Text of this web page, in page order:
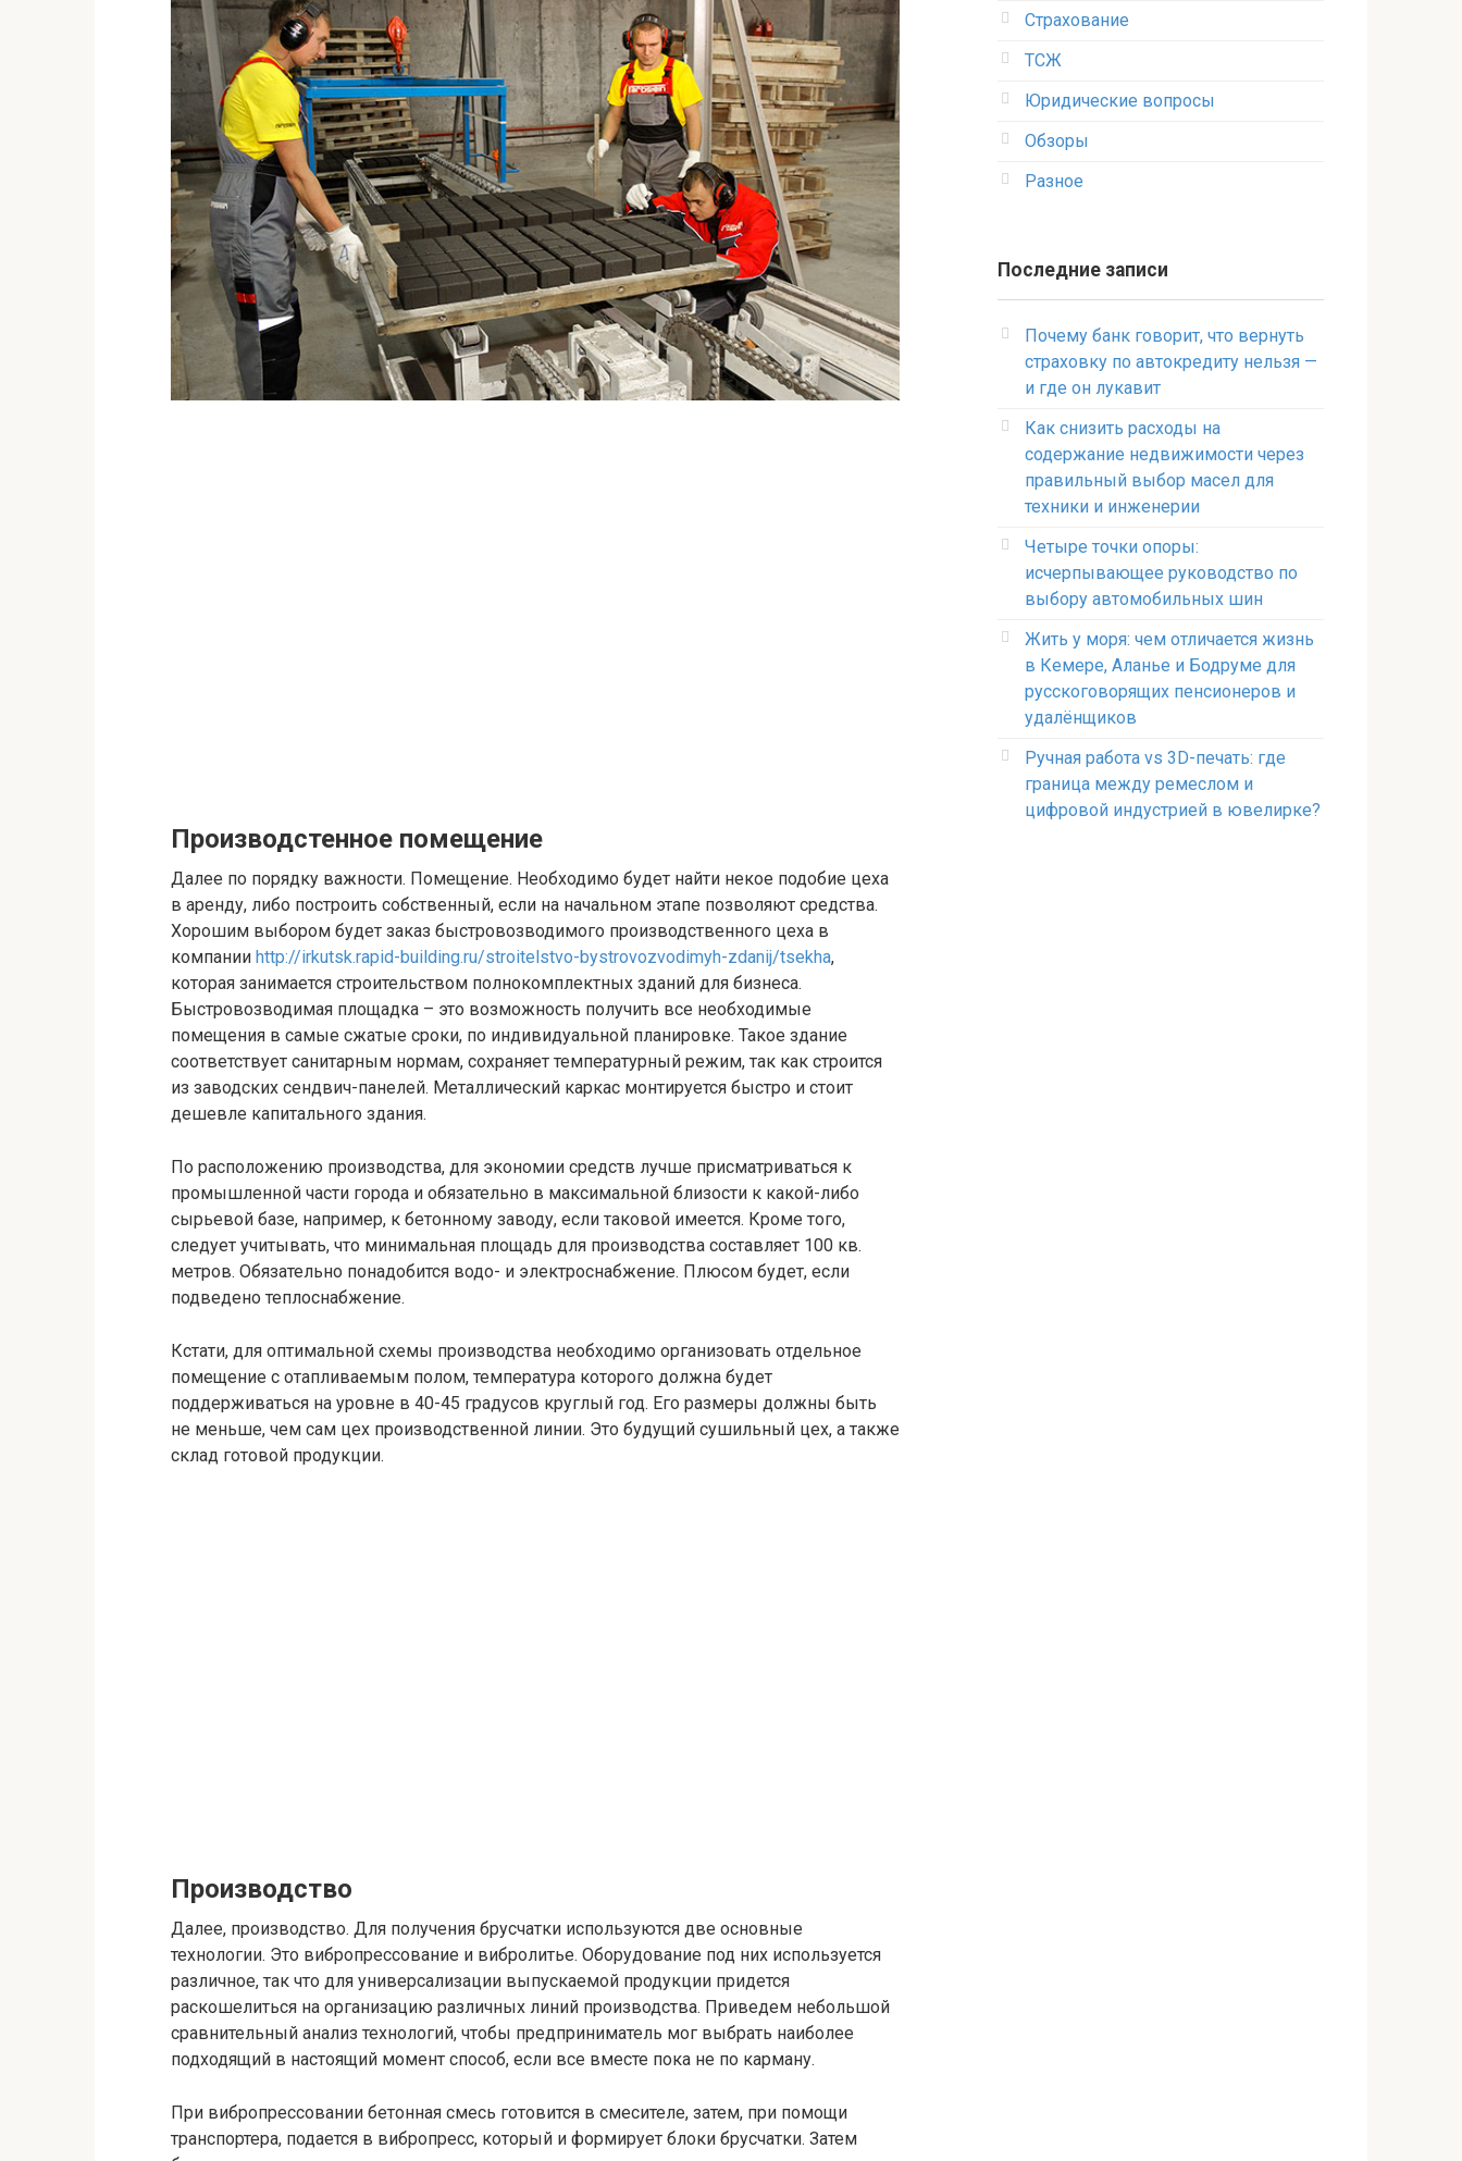
Производстенное помещение
Далее по порядку важности. Помещение. Необходимо будет найти некое подобие цеха
в аренду, либо построить собственный, если на начальном этапе позволяют средства.
Хорошим выбором будет заказ быстровозводимого производственного цеха в
компании http://irkutsk.rapid-building.ru/stroitelstvo-bystrovozvodimyh-zdanij/tsekha,
которая занимается строительством полнокомплектных зданий для бизнеса.
Быстровозводимая площадка – это возможность получить все необходимые
помещения в самые сжатые сроки, по индивидуальной планировке. Такое здание
соответствует санитарным нормам, сохраняет температурный режим, так как строится
из заводских сендвич-панелей. Металлический каркас монтируется быстро и стоит
дешевле капитального здания.
По расположению производства, для экономии средств лучше присматриваться к
промышленной части города и обязательно в максимальной близости к какой-либо
сырьевой базе, например, к бетонному заводу, если таковой имеется. Кроме того,
следует учитывать, что минимальная площадь для производства составляет 100 кв.
метров. Обязательно понадобится водо- и электроснабжение. Плюсом будет, если
подведено теплоснабжение.
Кстати, для оптимальной схемы производства необходимо организовать отдельное
помещение с отапливаемым полом, температура которого должна будет
поддерживаться на уровне в 40-45 градусов круглый год. Его размеры должны быть
не меньше, чем сам цех производственной линии. Это будущий сушильный цех, а также
склад готовой продукции.
Производство
Далее, производство. Для получения брусчатки используются две основные
технологии. Это вибропрессование и вибролитье. Оборудование под них используется
различное, так что для универсализации выпускаемой продукции придется
раскошелиться на организацию различных линий производства. Приведем небольшой
сравнительный анализ технологий, чтобы предприниматель мог выбрать наиболее
подходящий в настоящий момент способ, если все вместе пока не по карману.
При вибропрессовании бетонная смесь готовится в смесителе, затем, при помощи
транспортера, подается в вибропресс, который и формирует блоки брусчатки. Затем
Страхование
ТСЖ
Юридические вопросы
Обзоры
Разное
Последние записи
Почему банк говорит, что вернуть
страховку по автокредиту нельзя —
и где он лукавит
Как снизить расходы на
содержание недвижимости через
правильный выбор масел для
техники и инженерии
Четыре точки опоры:
исчерпывающее руководство по
выбору автомобильных шин
Жить у моря: чем отличается жизнь
в Кемере, Аланье и Бодруме для
русскоговорящих пенсионеров и
удалёнщиков
Ручная работа vs 3D-печать: где
граница между ремеслом и
цифровой индустрией в ювелирке?